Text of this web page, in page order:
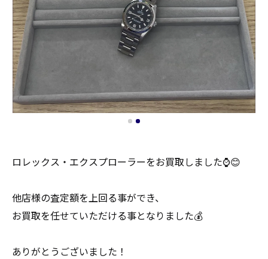
ロレックス・エクスプローラーをお買取しました⌚️😊
他店様の査定額を上回る事ができ、
お買取を任せていただける事となりました💰
ありがとうございました！